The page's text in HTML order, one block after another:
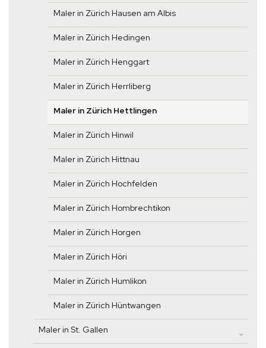
Maler in Zürich Hausen am Albis
Maler in Zürich Hedingen
Maler in Zürich Henggart
Maler in Zürich Herrliberg
Maler in Zürich Hettlingen
Maler in Zürich Hinwil
Maler in Zürich Hittnau
Maler in Zürich Hochfelden
Maler in Zürich Hombrechtikon
Maler in Zürich Horgen
Maler in Zürich Höri
Maler in Zürich Humlikon
Maler in Zürich Hüntwangen
Maler in St. Gallen